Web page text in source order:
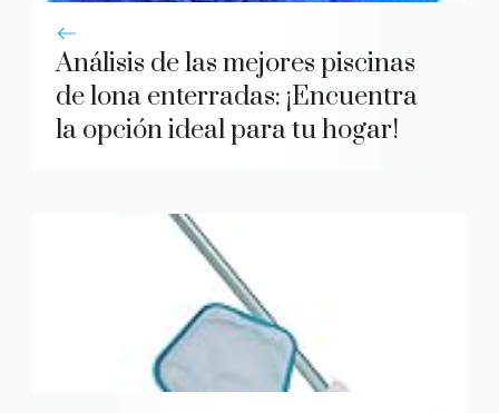
Análisis de las mejores piscinas
de lona enterradas: ¡Encuentra
la opción ideal para tu hogar!